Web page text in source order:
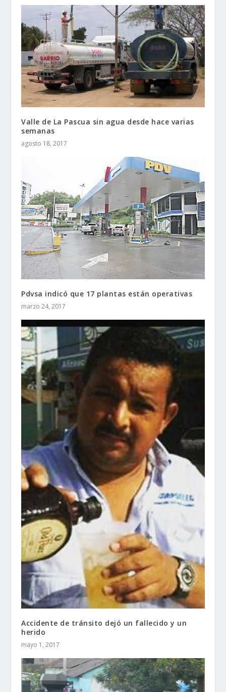
Valle de La Pascua sin agua desde hace varias
semanas
agosto 18, 2017
Pdvsa indicó que 17 plantas están operativas
marzo 24, 2017
Accidente de tránsito dejó un fallecido y un
herido
mayo 1, 2017